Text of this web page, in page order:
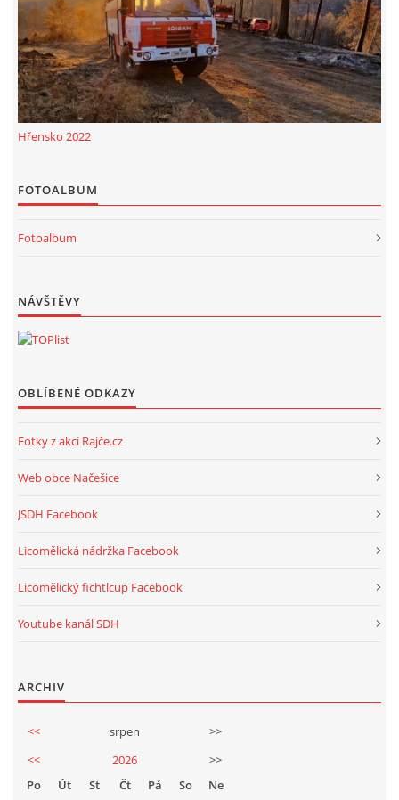
Hřensko 2022
FOTOALBUM
Fotoalbum
NÁVŠTĚVY
OBLÍBENÉ ODKAZY
Fotky z akcí Rajče.cz
Web obce Načešice
JSDH Facebook
Licomělická nádržka Facebook
Licomělický fichtlcup Facebook
Youtube kanál SDH
ARCHIV
<< srpen
>>
<<
2026
>>
Po
Út St Čt Pá So Ne